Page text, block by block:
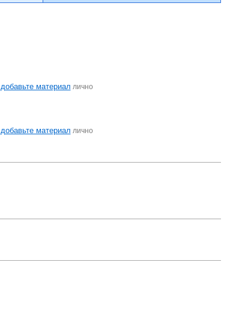
добавьте материал лично
добавьте материал лично